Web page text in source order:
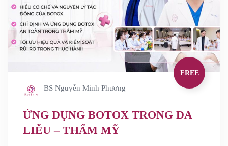
FREE
BS Nguyễn Minh Phương
ỨNG DỤNG BOTOX TRONG DA
LIỄU – THẨM MỸ